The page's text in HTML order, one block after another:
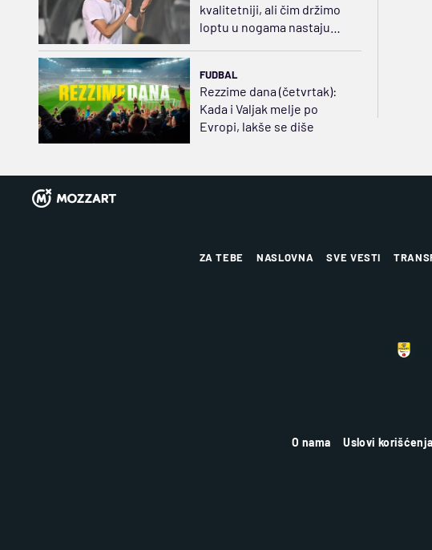
kvalitetniji, ali čim držimo
loptu u nogama nastaju
FUDBAL
Rezzime dana (četvrtak):
Kada i Valjak melje po
Evropi, lakše se diše
ZA TEBE NASLOVNA SVE VESTI
O nama Uslovi korišćenja